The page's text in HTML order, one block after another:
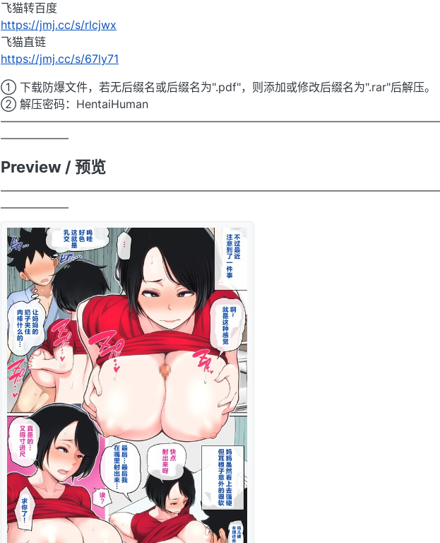
飞猫转百度
https://jmj.cc/s/rlcjwx
飞猫直链
https://jmj.cc/s/67ly71
① 下载防爆文件，若无后缀名或后缀名为".pdf"，则添加或修改后缀名为".rar"后解压。
② 解压密码：HentaiHuman
——————
Preview / 预览
——————